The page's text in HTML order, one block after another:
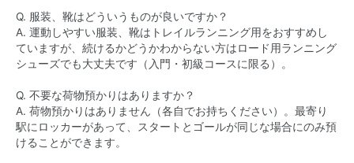
Q. 服装、靴はどういうものが良いですか？
A. 運動しやすい服装、靴はトレイルランニング用をおすすめし
ていますが、続けるかどうかわからない方はロード用ランニング
シューズでも大丈夫です（入門・初級コースに限る）。
Q. 不要な荷物預かりはありますか？
A. 荷物預かりはありません（各自でお持ちください）。最寄り
駅にロッカーがあって、スタートとゴールが同じな場合にのみ預
けることができます。